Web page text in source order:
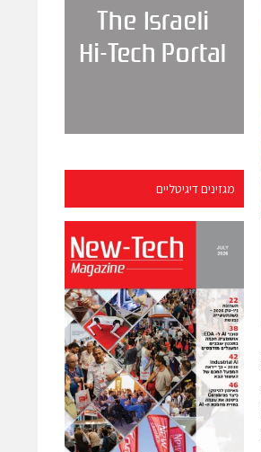
מגזינים דיגיטליים